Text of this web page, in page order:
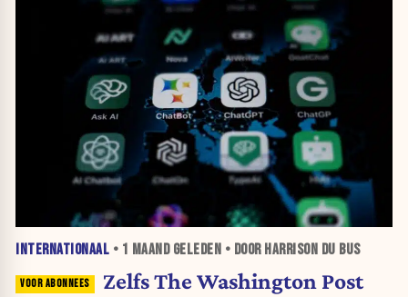
INTERNATIONAAL • 1 MAANDGELEDEN • DOOR HARRISON DU BUS
Zelfs The Washington Post